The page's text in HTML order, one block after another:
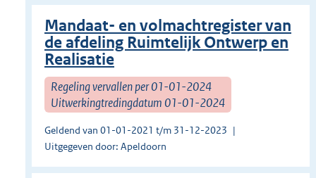
Mandaat- en volmachtregister van
de afdeling Ruimtelijk Ontwerp en
Realisatie
Regeling vervallen per 01-01-2024
Uitwerkingtredingdatum 01-01-2024
Geldend van 01-01-2021 t/m 31-12-2023
Uitgegeven door: Apeldoorn